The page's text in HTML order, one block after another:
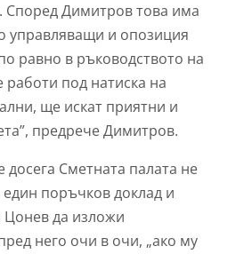
Според Димитров това има
управляващи и опозиция
равно в ръководството на
работи под натиска на
ще искат приятни и
предрече Димитров.
досега Сметната палата не
поръчков доклад и
да изложи
него очи в очи, „ако му